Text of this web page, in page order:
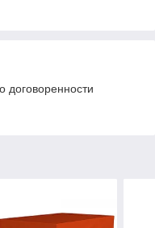
договоренности